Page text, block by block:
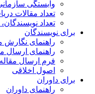
وابستگی
تعداد مقالات
تعداد
برای نویسندگان
راهنمای نگارش
راهنمای ارسال
فرم ارسال مقاله
اصول اخلاقی
برای داوران
راهنمای داوران